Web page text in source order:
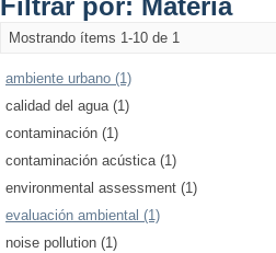
Filtrar por: Materia
Mostrando ítems 1-10 de 1
ambiente urbano (1)
calidad del agua (1)
contaminación (1)
contaminación acústica (1)
environmental assessment (1)
evaluación ambiental (1)
noise pollution (1)